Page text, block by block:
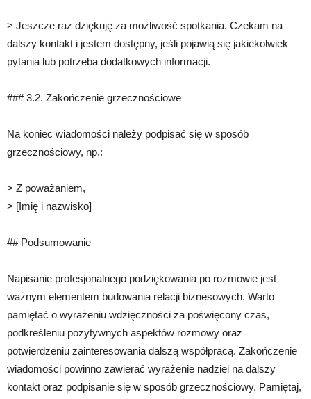
> Jeszcze raz dziękuję za możliwość spotkania. Czekam na
dalszy kontakt i jestem dostępny, jeśli pojawią się jakiekolwiek
pytania lub potrzeba dodatkowych informacji.
### 3.2. Zakończenie grzecznościowe
Na koniec wiadomości należy podpisać się w sposób
grzecznościowy, np.:
> Z poważaniem,
> [Imię i nazwisko]
## Podsumowanie
Napisanie profesjonalnego podziękowania po rozmowie jest
ważnym elementem budowania relacji biznesowych. Warto
pamiętać o wyrażeniu wdzięczności za poświęcony czas,
podkreśleniu pozytywnych aspektów rozmowy oraz
potwierdzeniu zainteresowania dalszą współpracą. Zakończenie
wiadomości powinno zawierać wyrażenie nadziei na dalszy
kontakt oraz podpisanie się w sposób grzecznościowy. Pamiętaj,